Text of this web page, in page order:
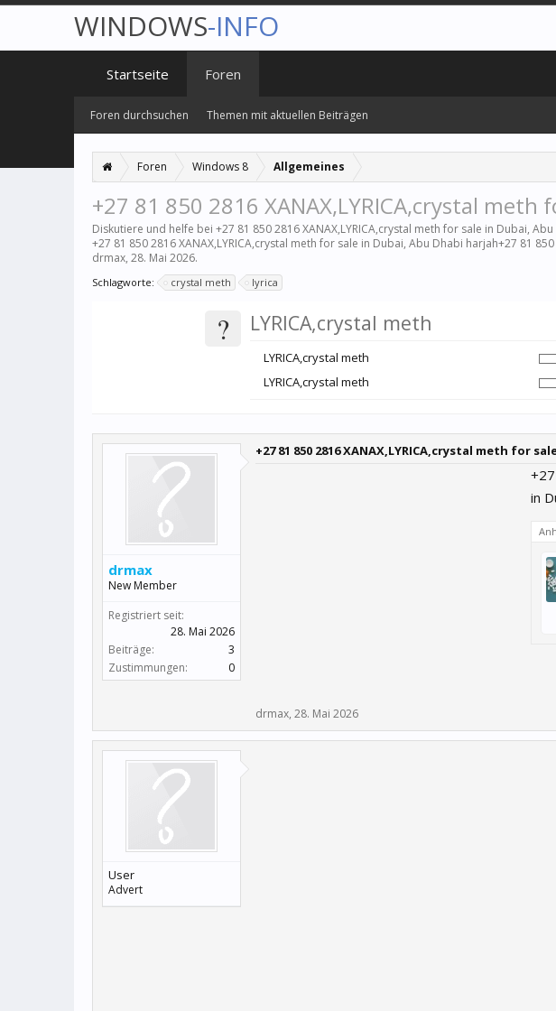
Foren Windows 8 Allgemeines
+27 81 850 2816 XANAX,LYRICA,crystal meth
Diskutiere und helfe bei +27 81 850 2816 XANAX,LYRICA,crystal meth for sale in Dubai,
+27 81 850 2816 XANAX,LYRICA,crystal meth for sale in Dubai, Abu Dhabi harjah+27 81
drmax, 28. Mai 2026.
Schlagworte: crystal meth lyrica
? LYRICA,crystal meth
LYRICA,crystal meth
LYRICA,crystal meth
drmax
New Member
Registriert seit:
28. Mai 2026
Beiträge:
3
Zustimmungen:
0
+27 81 850 2816 XANAX,LYRICA,crystal meth for
in
drmax, 28. Mai 2026
User
Advert
WINDOWS-INFO
Startseite Foren
Foren durchsuchen Themen mit aktuellen Beiträgen